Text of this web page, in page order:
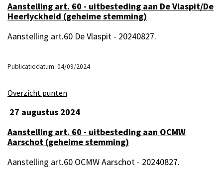
Aanstelling art. 60 - uitbesteding aan De Vlaspit/De
Heerlyckheid (geheime stemming)
Aanstelling art.60 De Vlaspit - 20240827.
Publicatiedatum: 04/09/2024
Overzicht punten
27 augustus 2024
Aanstelling art. 60 - uitbesteding aan OCMW
Aarschot (geheime stemming)
Aanstelling art.60 OCMW Aarschot - 20240827.